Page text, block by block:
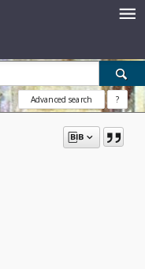
Advanced search ?